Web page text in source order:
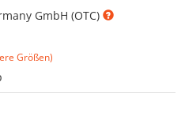
GmbH (OTC)
Größen)